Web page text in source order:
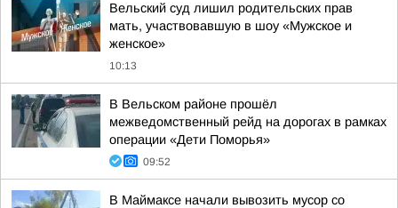
Вельский суд лишил родительских прав
мать, участвовавшую в шоу «Мужское и
женское»
10:13
В Вельском районе прошёл
межведомственный рейд на дорогах в рамках
операции «Дети Поморья»
09:52
В Маймаксе начали вывозить мусор со